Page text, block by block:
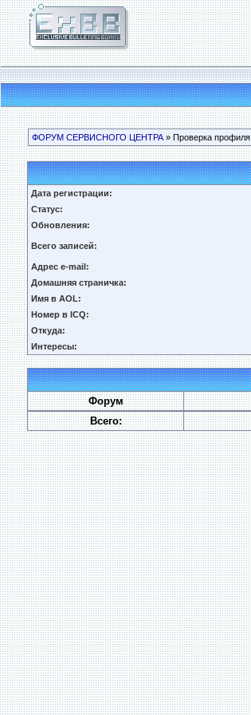
ФОРУМ СЕРВИСНОГО ЦЕНТРА » Проверка профиля
Дата регистрации:
Статус:
Обновления:
Всего записей:
Адрес e-mail:
Домашняя страничка:
Имя в AOL:
Номер в ICQ:
Откуда:
Интересы:
Форум
Всего: